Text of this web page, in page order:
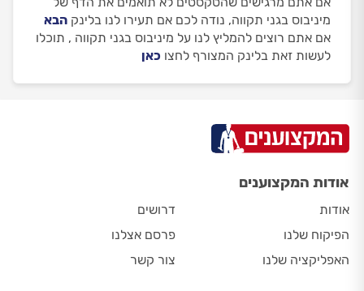
מיניבוס בגני תקווה, נודה לכם אם תעירו לנו בלינק הבא
אם אתם רוצים להמליץ לנו על מיניבוס בגני תקווה , תוכלו
לעשות זאת בלינק המצורף לחצו כאן
אודות המקצוענים
אודות
הפיקוח שלנו
האפליקציה שלנו
דרושים
פרסם אצלנו
צור קשר